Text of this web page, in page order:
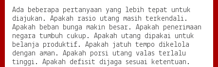
Ada beberapa pertanyaan yang lebih tepat untuk
diajukan. Apakah rasio utang masih terkendali.
Apakah beban bunga makin besar. Apakah penerimaan
negara tumbuh cukup. Apakah utang dipakai untuk
belanja produktif. Apakah jatuh tempo dikelola
dengan aman. Apakah porsi utang valas terlalu
tinggi. Apakah defisit dijaga sesuai ketentuan.